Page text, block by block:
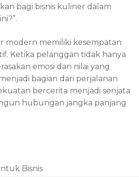
bagi bisnis kuliner dalam
modern memiliki kesempatan
Ketika pelanggan tidak hanya
emosi dan nilai yang
bagian dari perjalanan
bercerita menjadi senjata
hubungan jangka panjang
Bisnis